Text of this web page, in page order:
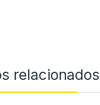
relacionados